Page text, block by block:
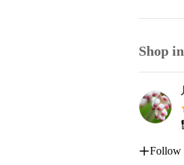
段取り
入学 入
カード
知育カー
コミュ
視覚支援
Shop
Follow